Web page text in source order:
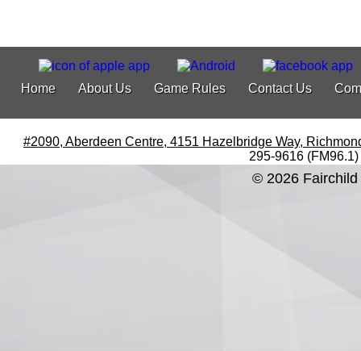
Home About Us Game Rules Contact Us
#2090, Aberdeen Centre, 4151 Hazelbridge Way,
295-9616 (FM96.1)
© 2026 Fairchild